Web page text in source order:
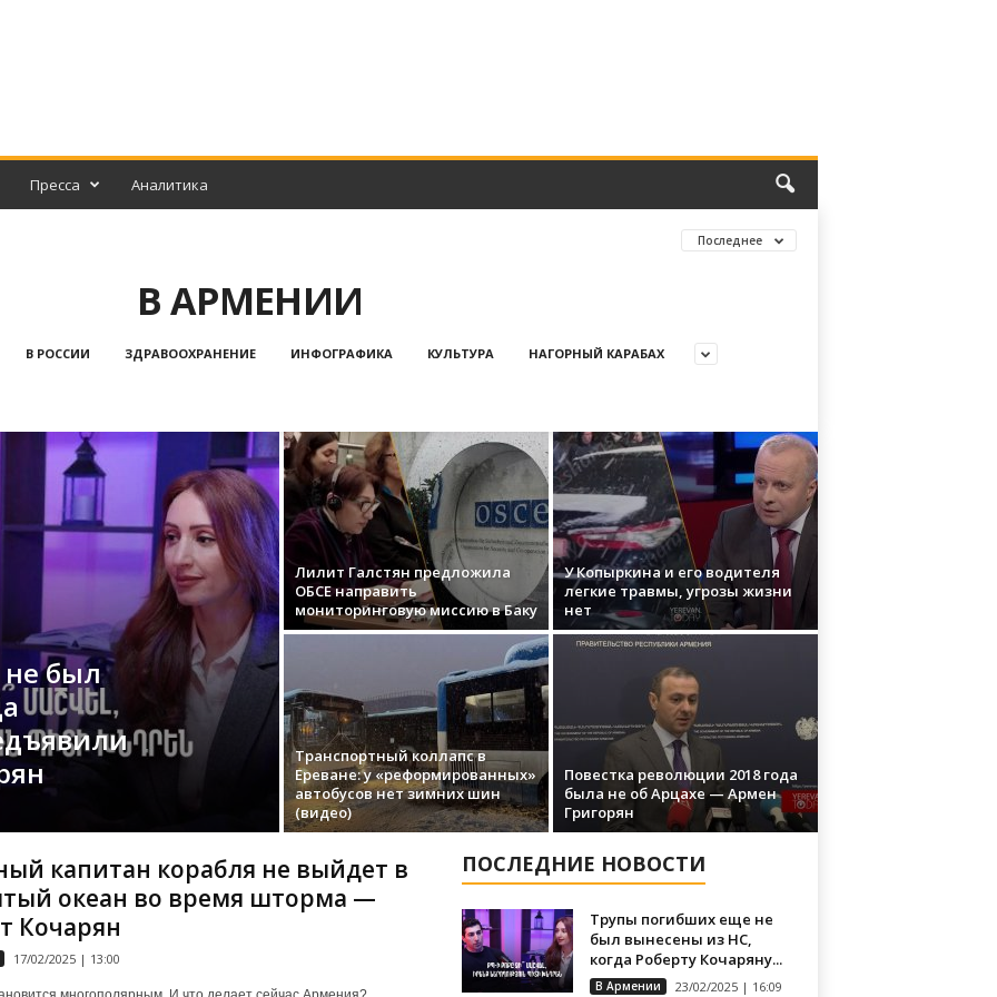
Пресса Аналитика
Последнее
В АРМЕНИИ
В РОССИИ ЗДРАВООХРАНЕНИЕ ИНФОГРАФИКА КУЛЬТУРА НАГОРНЫЙ КАРАБАХ
был
Лилит Галстян предложила
ОБСЕ направить
мониторинговую миссию в Баку
У Копыркина и его водителя
легкие травмы, угрозы жизни
нет
Транспортный коллапс в
Ереване: у «реформированных»
автобусов нет зимних шин
(видео)
Повестка революции 2018 года
была не об Арцахе — Армен
Григорян
капитан корабля не выйдет в
океан во время шторма —
Кочарян
17/02/2025 | 13:00
ПОСЛЕДНИЕ НОВОСТИ
Трупы погибших еще не
был вынесены из НС,
когда Роберту Кочаряну...
В Армении 23/02/2025 | 16:09